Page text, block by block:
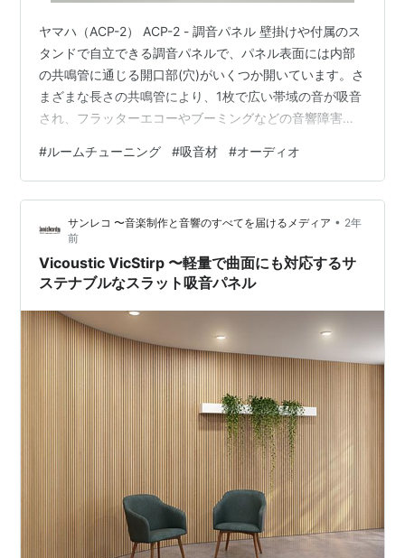
ヤマハ（ACP-2） ACP-2 - 調音パネル 壁掛けや付属のス
タンドで自立できる調音パネルで、パネル表面には内部
の共鳴管に通じる開口部(穴)がいくつか開いています。さ
まざまな長さの共鳴管により、1枚で広い帯域の音が吸音
され、フラッターエコーやブーミングなどの音響障害を
射音の拡散も行うため、複数枚使用すればリスナーの周
りの音の響きを整える高い音響効果が得られます。 反
面、高音の吸音効果自体は、他の吸音材に比べ少ないで
す。 特に、厚さがわずか3cmながら、内部の共鳴管によ
り、比較的低域の吸音効果も備わっているのが特徴で
す。 高さ120cm、幅…
#ルームチューニング #吸音材 #オーディオ
サンレコ 〜音楽制作と音響のすべてを届けるメディア • 2年
前
Vicoustic VicStirp 〜軽量で曲面にも対応するサ
ステナブルなスラット吸音パネル